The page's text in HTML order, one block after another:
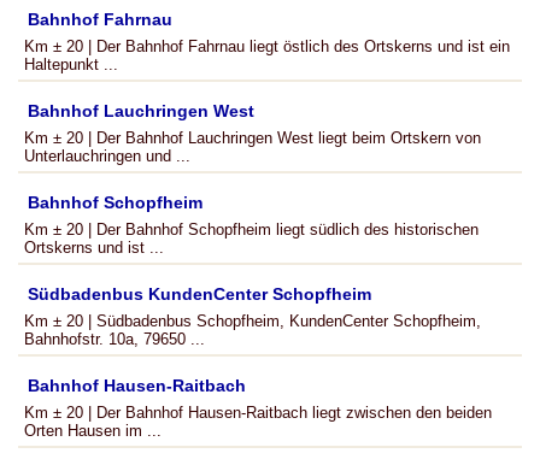
Bahnhof Fahrnau
Km ± 20 | Der Bahnhof Fahrnau liegt östlich des Ortskerns und ist ein
Haltepunkt ...
Bahnhof Lauchringen West
Km ± 20 | Der Bahnhof Lauchringen West liegt beim Ortskern von
Unterlauchringen und ...
Bahnhof Schopfheim
Km ± 20 | Der Bahnhof Schopfheim liegt südlich des historischen
Ortskerns und ist ...
Südbadenbus KundenCenter Schopfheim
Km ± 20 | Südbadenbus Schopfheim, KundenCenter Schopfheim,
Bahnhofstr. 10a, 79650 ...
Bahnhof Hausen-Raitbach
Km ± 20 | Der Bahnhof Hausen-Raitbach liegt zwischen den beiden
Orten Hausen im ...